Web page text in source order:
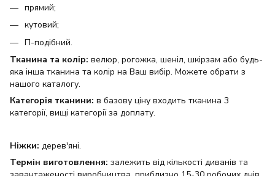
прямий;
кутовий;
П-подібний.
Тканина та колір: велюр, рогожка, шеніл, шкірзам або будь-
яка інша тканина та колір на Ваш вибір. Можете обрати з
нашого каталогу.
Категорія тканини: в базову ціну входить тканина 3
категорії, вищі категорії за доплату.
Ніжки: дерев'яні.
Термін виготовлення: залежить від кількості диванів та